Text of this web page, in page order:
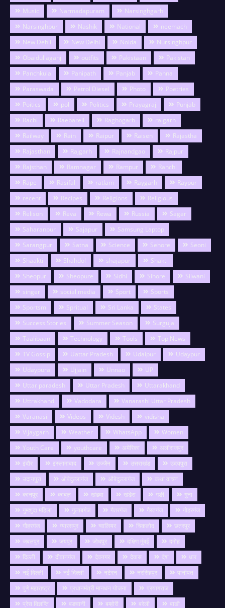
Music
Narmadapuram
Narsinghgarh
Narsinghpur
Nashik National
neemach
New Dehli
New Delhi Noida
Nursinghpur
Obaidullaganj
outfits Pakistaan
Pakistan
Panchkula
Panipath Panjab
Panna
Paraswada
Petrol Diesel Photo
Poetries
Poitics
pol Politics Prayagraj
Punjab
Rachi
Raebareli Raghogarh
raigarh
Railway
Rain Raipur Raisen
Rajastha
Rajasthan
Rajgarh Rajnandgao
Rajpur
Rajsthan
Ramnagar Rampur
Ranchi
Rape
Rasifal ratlam Raygarh
Raypur
recent
Recipes Religions
Religious
Relison
Reva Rewa Russia
Sagar
Saharanpur
Sajapur
Samsung Laptop
Sarangpur
Satna Science Sehore
Seoni
Shaakti
Shahdol shajapur
Shakti
Sheopur
Sheopure Sidhi Sihore
Silwani
singer
social media Sport
Sports
Sportsm
Spritual Sri Lanka
States
Success Stories
Summer Season
Surguja
Taalibaan
Technology Tools
Top News
TV Gossip
Uattar Pradesh Udaipur
Udaypur
Udaypura
Ujjain Unnao
UP
Uttar paradesh
Uttar Pradesh
Uttarakhand
Uttrakhand
Vadodara
Vanarashi Uttar Pradesh
Varanasi
Videos Videsh
vidisha
Vijaygarh
Weather WhatsApp
Women
Youth Care
youthcare अमेरिका
अलीराजपुर
इंदौर
इस्लामाबाद उज्जैन उत्तराखंड
उदयपुरा
उदायपुरा
ओबेदुल्लागंज औबेदुल्लागंज
कथा वाचन
कानपुर
काबुल खंडवा खंडेरा गङी
गुना
गुमशुदा महिला
गुलाबगंज गैतरगंज गैरतगंज
गोहरगंज
गौहरगंज
ग्यारसपुर ग्वालियर चिकलोद
छतरपुर
जबलपुर
जयपुर जोधपुर दक्षिण मुंबई
दमोह
दिल्ली
दीवानगंज देवनगर देवास देश
धार
नई दिल्ली
नई दिल्ली नटेरन नरसिंहपुर
पानीपत
पुणे महाराष्ट्र
प्रधानमंत्री मानधन योजना
प्रयागराज
प्रेस विज्ञप्ति
बङवानी बम्होरी बरेली बाङी